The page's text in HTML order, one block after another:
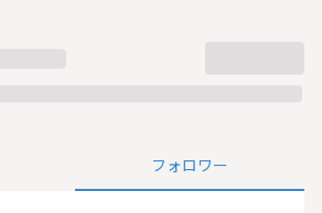
フォロワー